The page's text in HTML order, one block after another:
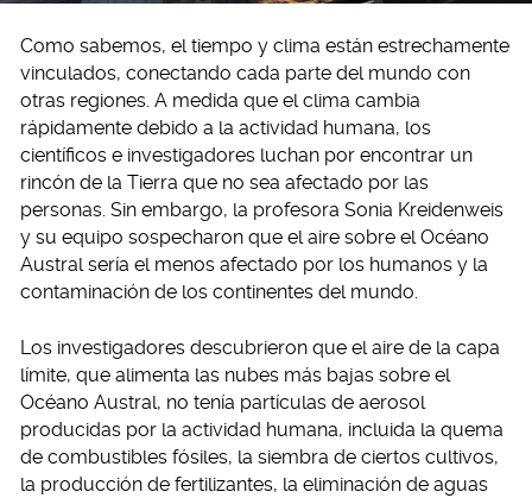
Como sabemos, el tiempo y clima están estrechamente
vinculados, conectando cada parte del mundo con
otras regiones. A medida que el clima cambia
rápidamente debido a la actividad humana, los
científicos e investigadores luchan por encontrar un
rincón de la Tierra que no sea afectado por las
personas. Sin embargo, la profesora Sonia Kreidenweis
y su equipo sospecharon que el aire sobre el Océano
Austral sería el menos afectado por los humanos y la
contaminación de los continentes del mundo.
Los investigadores descubrieron que el aire de la capa
límite, que alimenta las nubes más bajas sobre el
Océano Austral, no tenía partículas de aerosol
producidas por la actividad humana, incluida la quema
de combustibles fósiles, la siembra de ciertos cultivos,
la producción de fertilizantes, la eliminación de aguas